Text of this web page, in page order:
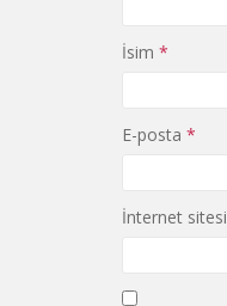
İsim *
E-posta *
İnternet sitesi